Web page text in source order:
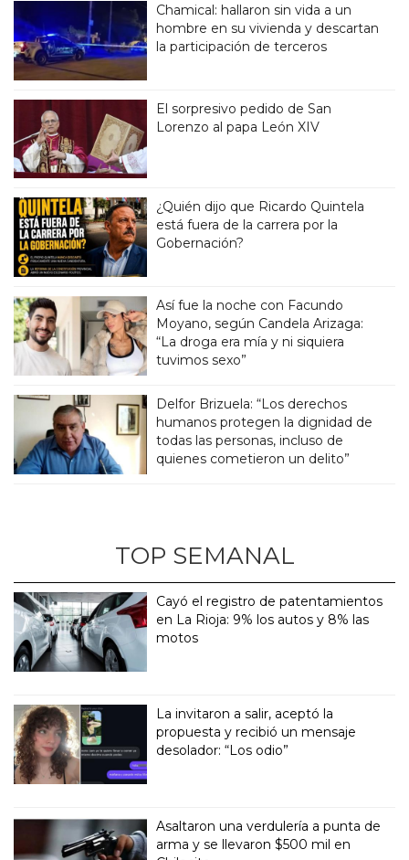
Chamical: hallaron sin vida a un
hombre en su vivienda y descartan
la participación de terceros
El sorpresivo pedido de San
Lorenzo al papa León XIV
¿Quién dijo que Ricardo Quintela
está fuera de la carrera por la
Gobernación?
Así fue la noche con Facundo
Moyano, según Candela Arizaga:
“La droga era mía y ni siquiera
tuvimos sexo”
Delfor Brizuela: “Los derechos
humanos protegen la dignidad de
todas las personas, incluso de
quienes cometieron un delito”
TOP SEMANAL
Cayó el registro de patentamientos
en La Rioja: 9% los autos y 8% las
motos
La invitaron a salir, aceptó la
propuesta y recibió un mensaje
desolador: “Los odio”
Asaltaron una verdulería a punta de
arma y se llevaron $500 mil en